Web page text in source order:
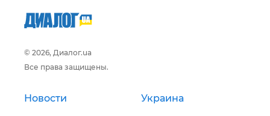
© 2026, Диалог.ua
Все права защищены.
Новости Украина